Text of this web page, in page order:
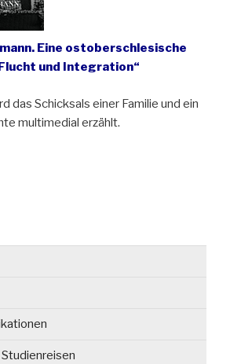
Eine ostoberschlesische
und Integration“
das Schicksals einer Familie und ein
multimedial erzählt.